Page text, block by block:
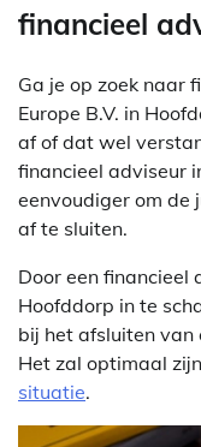
financieel
Ga je op zoek naar
Europe B.V. in
af of dat wel
financieel adviseur
eenvoudiger om de
af te sluiten.
Door een financieel
Hoofddorp in te
bij het afsluiten van
Het zal optimaal
situatie.